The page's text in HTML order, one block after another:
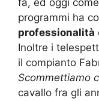
fa, ed oggi
programmi ha
professionalità
Inoltre i
il compianto
Scommettiamo
cavallo fra gli